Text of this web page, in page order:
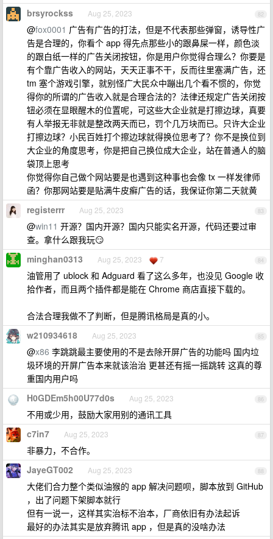
82
brsyrockss Aug 25, 2023
@fox0001 广告有广告的打法，但是不代表那些弹窗，诱导性广
告是合理的，你看个 app 得先点那些小的跟鼻屎一样，颜色淡
的跟白纸一样的广告关闭按钮，你是用户你觉得合理么？你要是
有个靠广告收入的网站，天天正事不干，反而往里塞满广告，还
tm 塞个游戏引擎，就别怪广大民众中蹦出几个看不惯的，你觉
得你的所谓的广告收入就是合理合法的？法律还规定广告关闭按
钮必须在显眼醒木的位置呢，可这些大企业就是打擦边球，真要
有人举报无非就是整改两天而已，罚个几万块而已。只许大企业
打擦边球？小民百姓打个擦边球就得换位思考了？你不是换位到
大企业的角度思考，你是把自己换位成大企业，站在普通人的脑
袋顶上思考
你觉得你自己做个网站要是也遇到这种事也会像 tx 一样发律师
函？你那网站要是贴满牛皮癣广告的话，我保证你第二天就黄
83
registerrr Aug 25, 2023
@win11 开源？国内开源？国内只能实名开源，代码还要过审
查。拿什么跟我玩😏
84
minghan0313 Aug 25, 2023 7
油管用了 ublock 和 Adguard 看了这么多年，也没见 Google 收
拾作者，而且两个插件都是能在 Chrome 商店直接下载的。
合法合理我做不了判断，但是腾讯格局是真的小。
85
w210934618 Aug 25, 2023
@x86 李跳跳最主要使用的不是去除开屏广告的功能吗 国内垃
圾环境的开屏广告本来就该治治 更甚还有摇一摇跳转 这真的尊
重国内用户吗
86
H0GDEm5h00U77d0s Aug 25, 2023
不用或少用，鼓励大家用别的通讯工具
87
c7in7 Aug 25, 2023
非暴力，不合作。
88
JayeGT002 Aug 25, 2023
大佬们合力整个类似油猴的 app 解决问题呗，脚本放到 GitHub
，出了问题下架脚本就行
但有一说一，这样其实治标不治本，厂商依旧有办法起诉
最好的办法其实是放弃腾讯 app ，但是真的没啥办法